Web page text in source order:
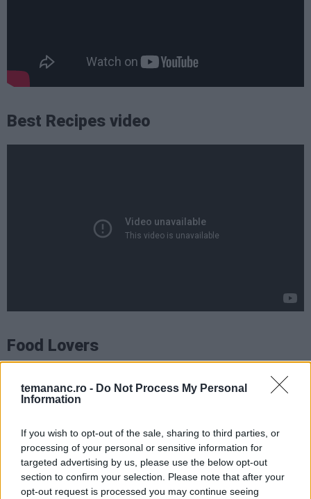
temananc.ro - Do Not Process My Personal
Information
If you wish to opt-out of the sale, sharing to third parties, or
processing of your personal or sensitive information for
targeted advertising by us, please use the below opt-out
section to confirm your selection. Please note that after your
opt-out request is processed you may continue seeing
Best Recipes video
Food Lovers